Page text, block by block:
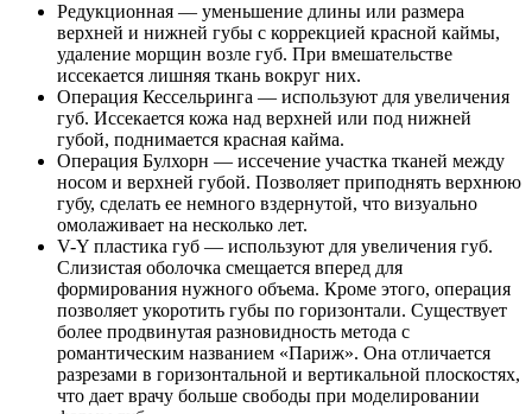
Редукционная — уменьшение длины или размера
верхней и нижней губы с коррекцией красной каймы,
удаление морщин возле губ. При вмешательстве
иссекается лишняя ткань вокруг них.
Операция Кессельринга — используют для увеличения
губ. Иссекается кожа над верхней или под нижней
губой, поднимается красная кайма.
Операция Булхорн — иссечение участка тканей между
носом и верхней губой. Позволяет приподнять верхнюю
губу, сделать ее немного вздернутой, что визуально
омолаживает на несколько лет.
V-Y пластика губ — используют для увеличения губ.
Слизистая оболочка смещается вперед для
формирования нужного объема. Кроме этого, операция
позволяет укоротить губы по горизонтали. Существует
более продвинутая разновидность метода с
романтическим названием «Париж». Она отличается
разрезами в горизонтальной и вертикальной плоскостях,
что дает врачу больше свободы при моделировании